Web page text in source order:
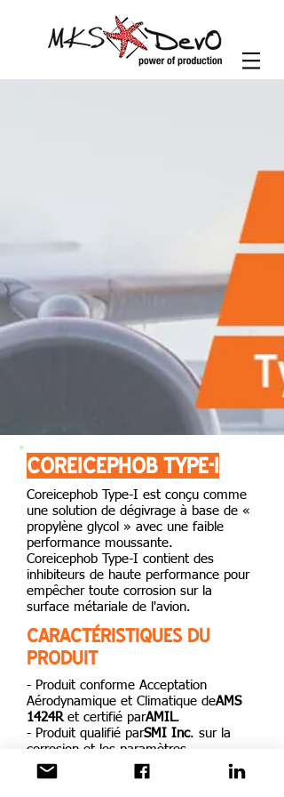
COREICEPHOB TYPE-I
Coreicephob Type-I est conçu comme
une solution de dégivrage à base de «
propylène glycol » avec une faible
performance moussante.
Coreicephob Type-I contient des
inhibiteurs de haute performance pour
empêcher toute corrosion sur la
surface métariale de l'avion.
CARACTÉRISTIQUES DU
PRODUIT
- Produit conforme Acceptation
Aérodynamique et Climatique deAMS
1424Ret certifié parAMIL.
- Produit qualifié parSMI Inc. sur la
corrosion et les paramètres
environnementaux.
- Le produit est conforme à l'évaluation